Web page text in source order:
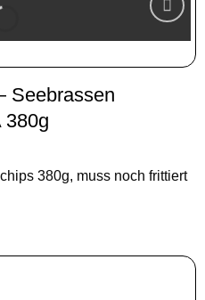
Zur
hinzufügen
Seebrassen
380g
380g, muss noch frittiert